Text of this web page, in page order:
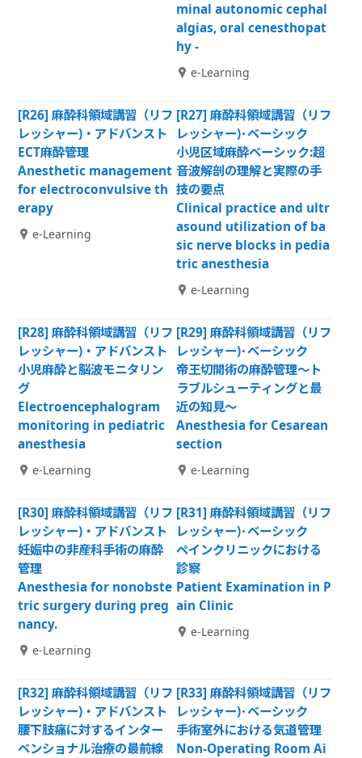
minal autonomic cephal
algias, oral cenesthopat
hy -
e-Learning
[R26] 麻酔科領域講習（リフ
レッシャー)・アドバンスト
ECT麻酔管理
Anesthetic management
for electroconvulsive th
erapy
e-Learning
[R27] 麻酔科領域講習（リフ
レッシャー)･ベーシック
小児区域麻酔ベーシック:超
音波解剖の理解と実際の手
技の要点
Clinical practice and ultr
asound utilization of ba
sic nerve blocks in pedia
tric anesthesia
e-Learning
[R28] 麻酔科領域講習（リフ
レッシャー)・アドバンスト
小児麻酔と脳波モニタリン
グ
Electroencephalogram
monitoring in pediatric
anesthesia
e-Learning
[R29] 麻酔科領域講習（リフ
レッシャー)･ベーシック
帝王切開術の麻酔管理～ト
ラブルシューティングと最
近の知見～
Anesthesia for Cesarean
section
e-Learning
[R30] 麻酔科領域講習（リフ
レッシャー)・アドバンスト
妊娠中の非産科手術の麻酔
管理
Anesthesia for nonobste
tric surgery during preg
nancy.
e-Learning
[R31] 麻酔科領域講習（リフ
レッシャー)･ベーシック
ペインクリニックにおける
診察
Patient Examination in P
ain Clinic
e-Learning
[R32] 麻酔科領域講習（リフ
レッシャー)・アドバンスト
腰下肢痛に対するインター
ベンショナル治療の最前線
[R33] 麻酔科領域講習（リフ
レッシャー)･ベーシック
手術室外における気道管理
Non-Operating Room Ai